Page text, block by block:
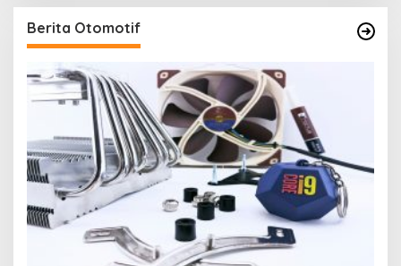
Berita Otomotif